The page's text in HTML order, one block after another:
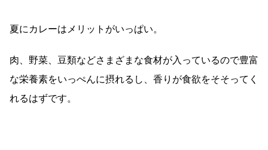
夏にカレーはメリットがいっぱい。
肉、野菜、豆類などさまざまな食材が入っているので豊富
な栄養素をいっぺんに摂れるし、 香りが食欲をそそってく
れるはずです。